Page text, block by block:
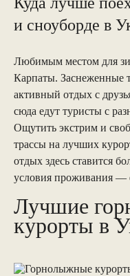
и сноуборде в
Любимым местом для
Карпаты. Заснеженные
активный отдых с
сюда едут туристы с
Ощутить экстрим и
трассы на лучших
отдых здесь ставится
условия проживания —
Лучшие
курорты в